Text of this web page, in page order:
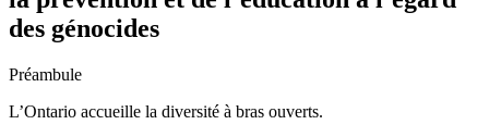
des génocides
Préambule
L’Ontario accueille la diversité à bras ouverts.